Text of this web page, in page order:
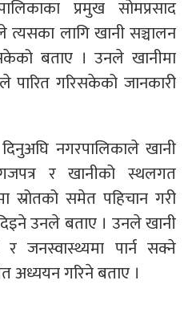
प्रमुख सोमप्रसाद
त्यसका लागि खानी सञ्चालन
बताए । उनले खानीमा
गरिसकेको जानकारी
नगरपालिकाले खानी
र खानीको स्थलगत
स्रोतको समेत पहिचान गरी
उनले बताए । उनले खानी
जनस्वास्थ्यमा पार्न सक्ने
अध्ययन गरिने बताए ।